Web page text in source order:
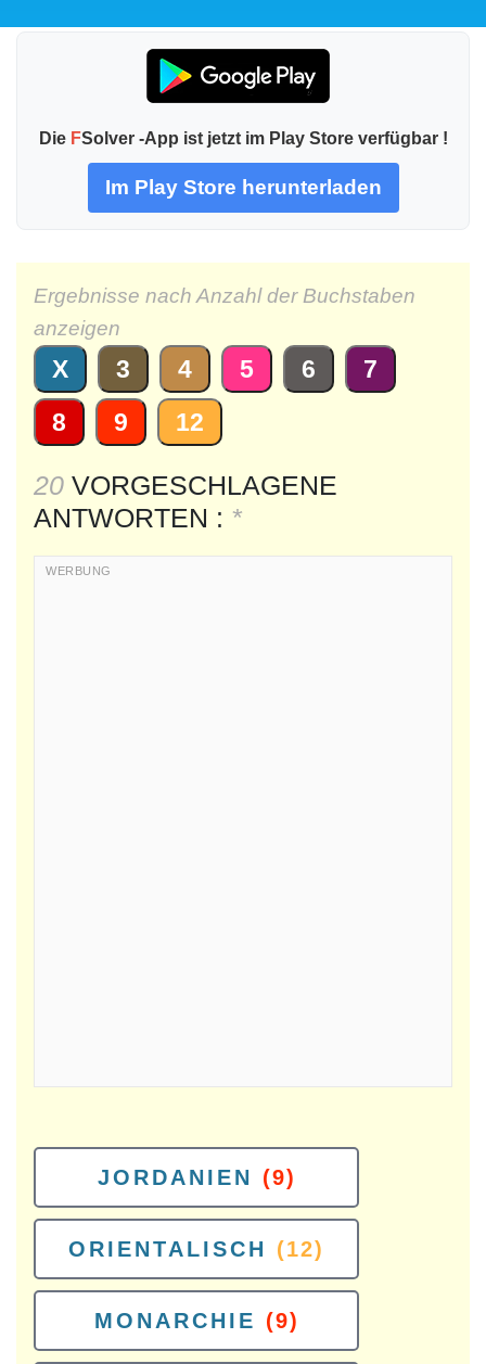
Die FSolver -App ist jetzt im Play Store verfügbar !
Im Play Store herunterladen
Ergebnisse nach Anzahl der Buchstaben
anzeigen
X 3 4 5 6
7
8
9 12
20 VORGESCHLAGENE
ANTWORTEN : *
JORDANIEN (9)
ORIENTALISCH (12)
MONARCHIE (9)